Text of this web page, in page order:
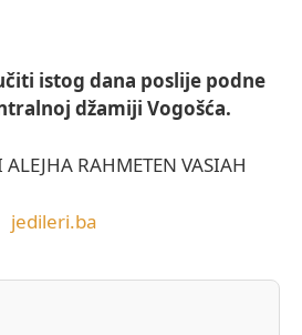
istog dana poslije podne
džamiji Vogošća.
RAHMETEN VASIAH
jedileri.ba